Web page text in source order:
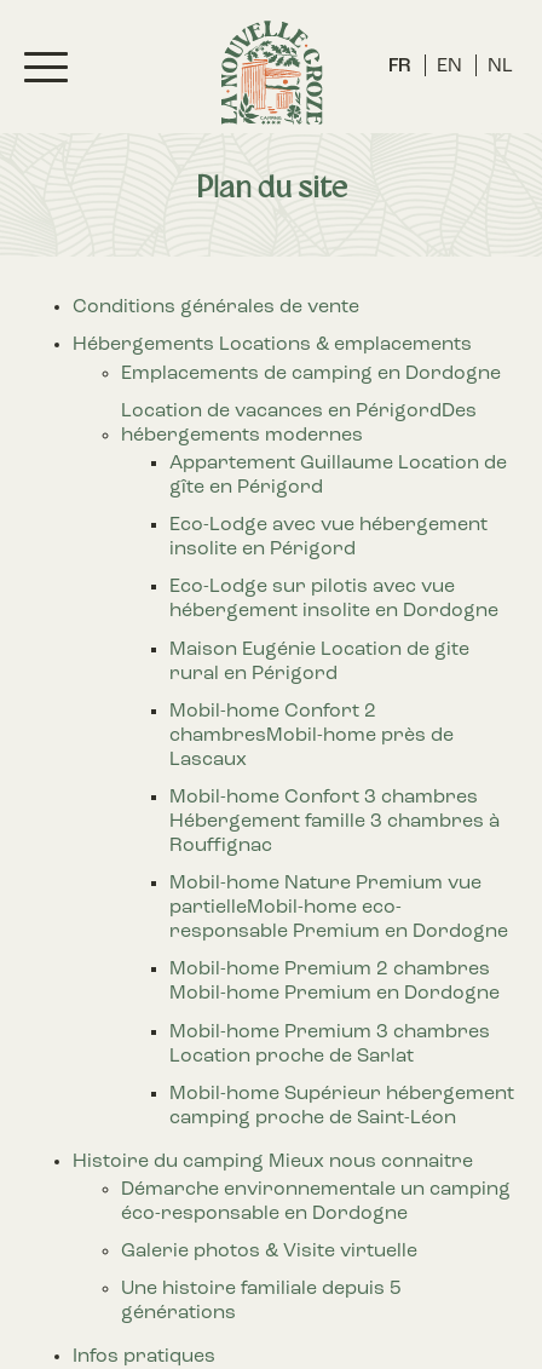
FR EN NL
Plan du site
Conditions générales de vente
Hébergements Locations & emplacements
Emplacements de camping en Dordogne
Location de vacances en Périgord Des
hébergements modernes
Appartement Guillaume Location de
gîte en Périgord
Eco-Lodge avec vue hébergement
insolite en Périgord
Eco-Lodge sur pilotis avec vue
hébergement insolite en Dordogne
Maison Eugénie Location de gite
rural en Périgord
Mobil-home Confort 2
chambresMobil-home près de
Lascaux
Mobil-home Confort 3 chambres
Hébergement famille 3 chambres à
Rouffignac
Mobil-home Nature Premium vue
partielleMobil-home eco-
responsable Premium en Dordogne
Mobil-home Premium 2 chambres
Mobil-home Premium en Dordogne
Mobil-home Premium 3 chambres
Location proche de Sarlat
Mobil-home Supérieur hébergement
camping proche de Saint-Léon
Histoire du camping Mieux nous connaitre
Démarche environnementale un camping
éco-responsable en Dordogne
Galerie photos & Visite virtuelle
Une histoire familiale depuis 5
générations
Infos pratiques